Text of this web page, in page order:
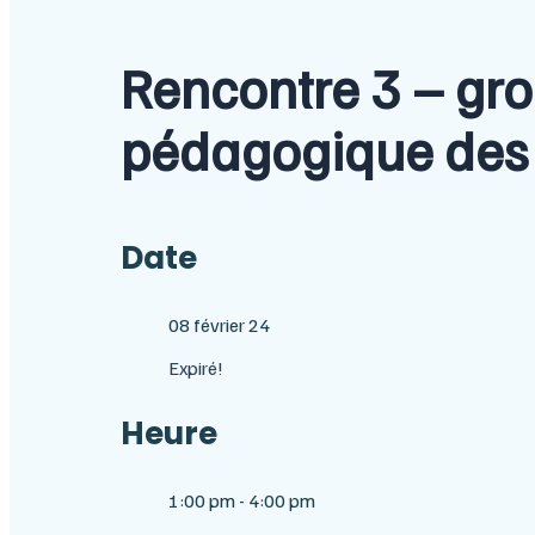
Rencontre 3 –
pédagogique
Date
08 février 24
Expiré!
Heure
1:00 pm - 4:00 pm